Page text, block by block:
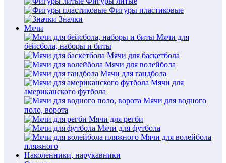
Фигуры пластиковые
Значки
Мячи
Мячи для
бейсбола, наборы и биты
Мячи для баскетбола
Мячи для волейбола
Мячи для гандбола
Мячи для
американского футбола
Мячи для водного
поло, ворота
Мячи для регби
Мячи для футбола
Мячи для волейбола
пляжного
Наколенники, нарукавники